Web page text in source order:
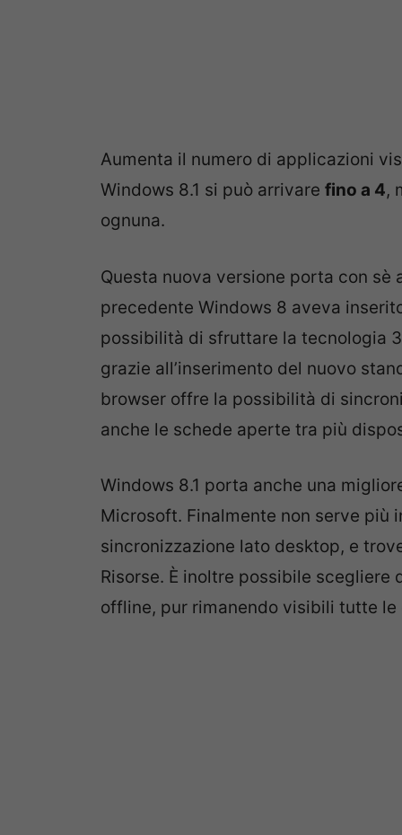
Aumenta il numero di applicazioni
Windows 8.1 si può arrivare fino a 4,
ognuna.
Questa nuova versione porta con sè
precedente Windows 8 aveva
possibilità di sfruttare la tecnologia
grazie all’inserimento del nuovo
browser offre la possibilità di
anche le schede aperte tra più
Windows 8.1 porta anche una
Microsoft. Finalmente non serve più
sincronizzazione lato desktop, e
Risorse. È inoltre possibile scegliere
offline, pur rimanendo visibili tutte